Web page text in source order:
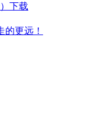
下载
更远！